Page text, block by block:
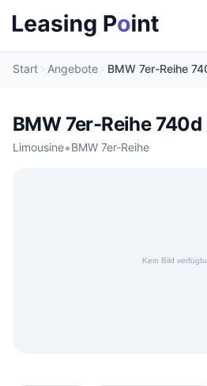
Start Angebote BMW 7er-Reihe
BMW 7er-Reihe
Limousine•BMW 7er-Reihe